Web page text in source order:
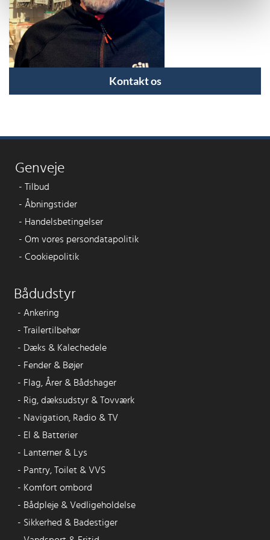
Kontakt os
Genveje
- Tilbud
- Åbningstider
- Handelsbetingelser
- Om vores persondatapolitik
- Cookiepolitik
Bådudstyr
- Ankering
- Trailertilbehør
- Dæks & Kalechedele
- Fender & Bøjer
- Flag, Årer & Bådshager
- Rig, dæksudstyr & Tovværk
- Navigation, Radio & TV
- El & Batterier
-
Lanterner & Lys
- Pantry, Toilet & VVS
- Komfort ombord
- Bådpleje & Vedligeholdelse
- Sikkerhed & Badestiger